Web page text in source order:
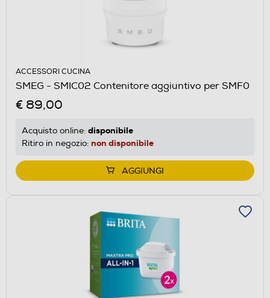
ACCESSORI CUCINA
SMEG - SMIC02 Contenitore aggiuntivo per SMF0
€ 89,00
Acquisto online: disponibile
Ritiro in negozio: non disponibile
AGGIUNGI